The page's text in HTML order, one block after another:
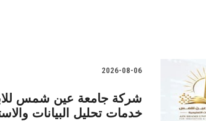
2026-08-06
شركة جامعة عين شمس
خدمات تحليل البيانات